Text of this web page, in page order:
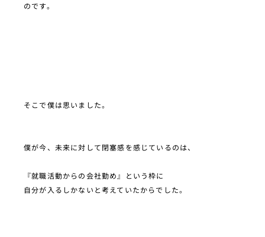
のです。
そこで僕は思いました。
僕が今、未来に対して閉塞感を感じているのは、
『就職活動からの会社勤め』という枠に
自分が入るしかないと考えていたからでした。